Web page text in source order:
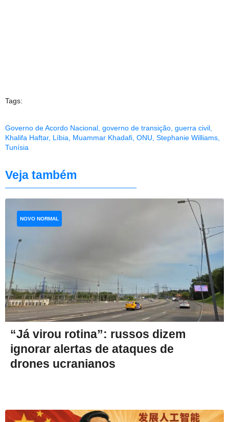
Tags:
Governo de Acordo Nacional governo de transição guerra civil
Khalifa Haftar, Líbia Muammar Khadafi ONU Stephanie Williams
Tunísia
Veja também
“Já virou rotina”: russos dizem
ignorar alertas de ataques de
drones ucranianos
NOVO NORMAL